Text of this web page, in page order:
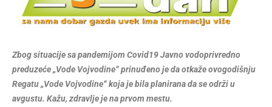
Zbog situacije sa pandemijom Covid19 Javno vodoprivredno
preduzeće „Vode Vojvodine“ prinuđeno je da otkaže ovogodišnju
Regatu „Vode Vojvodine“ koja je bila planirana da se održi u
avgustu. Kažu, zdravlje je na prvom mestu.